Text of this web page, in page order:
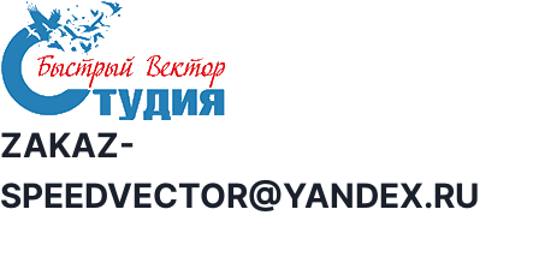
Перейти
к
содержанию
ZAKAZ-
SPEEDVECTOR@YANDEX.RU